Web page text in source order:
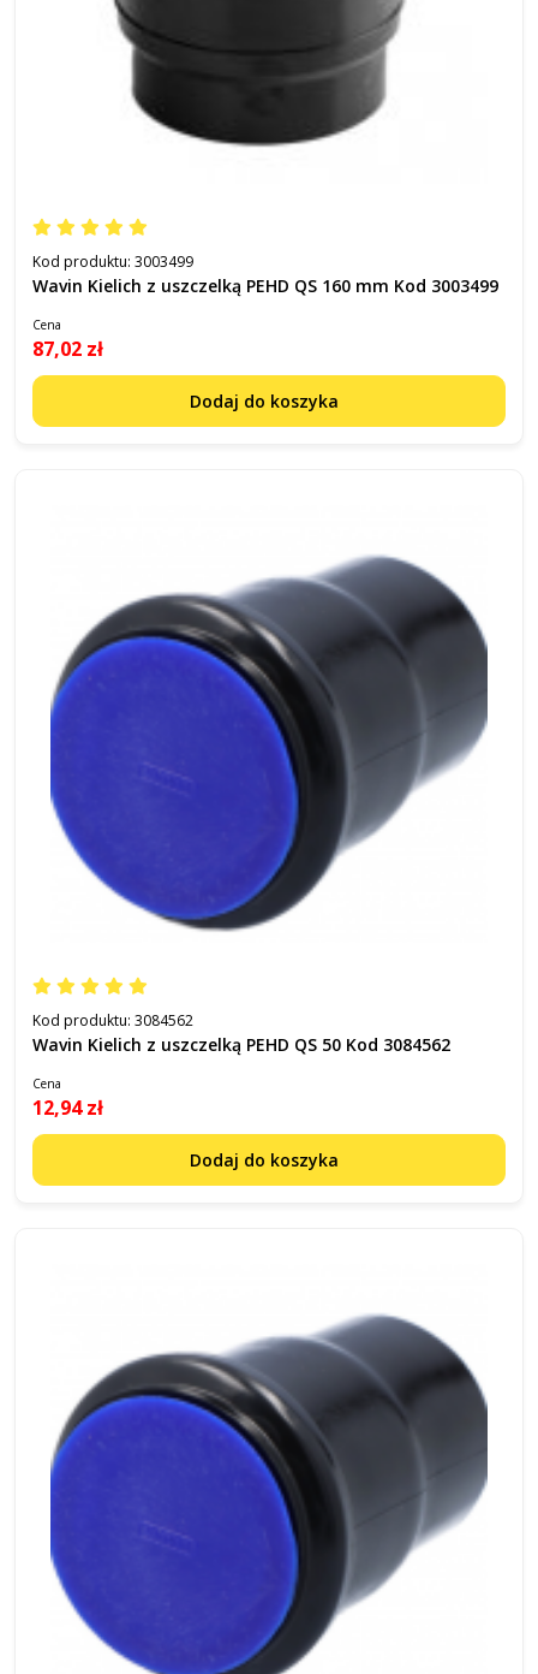
Kod produktu: 3003499
Wavin Kielich z uszczelką PEHD QS 160 mm Kod 3003499
Cena
87,02 zł
Dodaj do koszyka
Kod produktu: 3084562
Wavin Kielich z uszczelką PEHD QS 50 Kod 3084562
Cena
12,94 zł
Dodaj do koszyka